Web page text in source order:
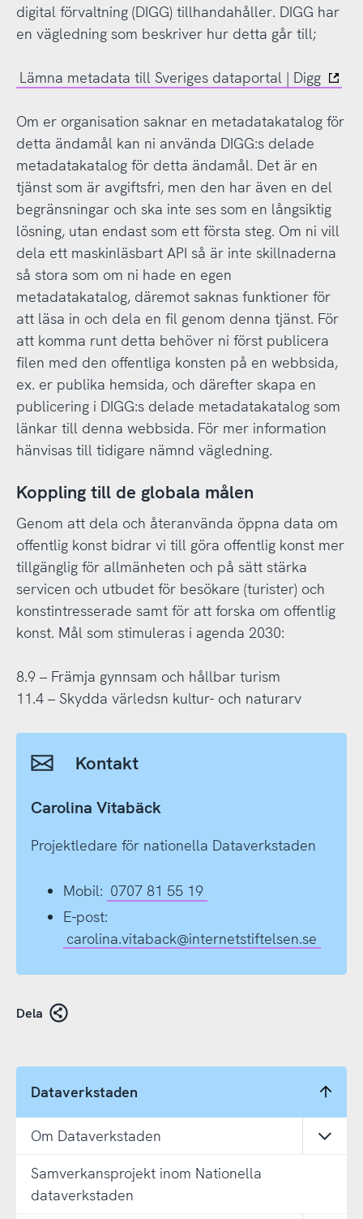
digital förvaltning (DIGG) tillhandahåller. DIGG har
en vägledning som beskriver hur detta går till;
Lämna metadata till Sveriges dataportal | Digg
Om er organisation saknar en metadatakatalog för
detta ändamål kan ni använda DIGG:s delade
metadatakatalog för detta ändamål. Det är en
tjänst som är avgiftsfri, men den har även en del
begränsningar och ska inte ses som en långsiktig
lösning, utan endast som ett första steg. Om ni vill
dela ett maskinläsbart API så är inte skillnaderna
så stora som om ni hade en egen
metadatakatalog, däremot saknas funktioner för
att läsa in och dela en fil genom denna tjänst. För
att komma runt detta behöver ni först publicera
filen med den offentliga konsten på en webbsida,
ex. er publika hemsida, och därefter skapa en
publicering i DIGG:s delade metadatakatalog som
länkar till denna webbsida. För mer information
hänvisas till tidigare nämnd vägledning.
Koppling till de globala målen
Genom att dela och återanvända öppna data om
offentlig konst bidrar vi till göra offentlig konst mer
tillgänglig för allmänheten och på sätt stärka
servicen och utbudet för besökare (turister) och
konstintresserade samt för att forska om offentlig
konst. Mål som stimuleras i agenda 2030:
8.9 – Främja gynnsam och hållbar turism
11.4 – Skydda värledsn kultur- och naturarv
Kontakt
Carolina Vitabäck
Projektledare för nationella Dataverkstaden
Mobil: 0707 81 55 19
E-post:
carolina.vitaback@internetstiftelsen.se
Dela
Dataverkstaden
Om Dataverkstaden
Samverkansprojekt inom Nationella
dataverkstaden